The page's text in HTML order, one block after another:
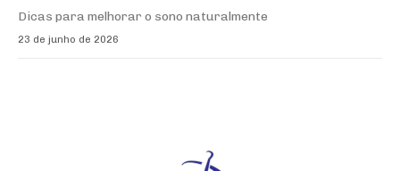
Dicas para melhorar o sono naturalmente
23 de junho de 2026